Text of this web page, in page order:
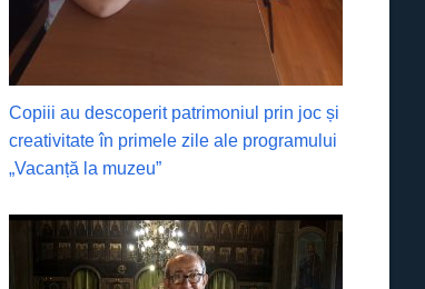
Copiii au descoperit patrimoniul prin joc și
creativitate în primele zile ale programului
„Vacanță la muzeu”